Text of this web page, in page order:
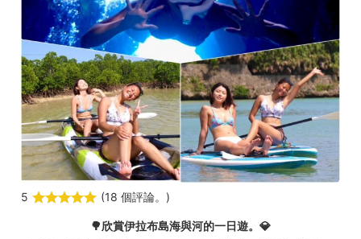
5 (18 個評論。 )
🌳欣賞伊拉布島海與河的一日遊。 💎